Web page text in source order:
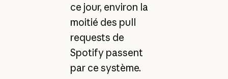
ce jour, environ la
moitié des pull
requests de
Spotify passent
par ce système.